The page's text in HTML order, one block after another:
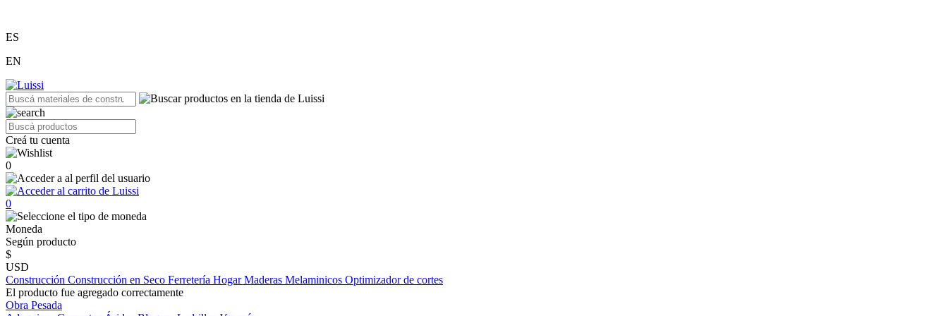
ES
EN
Creá tu cuenta
0
0
Moneda
Según producto
$
USD
Construcción Construcción en Seco Ferretería HogarMaderas Melaminicos Optimizador de cortes
El producto fue agregado correctamente
Obra Pesada